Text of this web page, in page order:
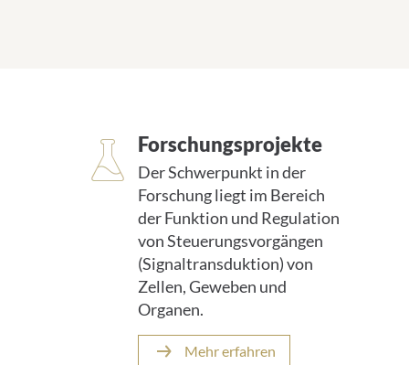
e
s
e
Forschungsprojekte
Der Schwerpunkt in der
Forschung liegt im Bereich
der Funktion und Regulation
von Steuerungsvorgängen
(Signaltransduktion) von
Zellen, Geweben und
Organen.
Mehr erfahren